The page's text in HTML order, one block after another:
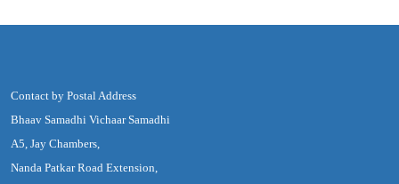
Contact by Postal Address
Bhaav Samadhi Vichaar Samadhi
A5, Jay Chambers,
Nanda Patkar Road Extension,